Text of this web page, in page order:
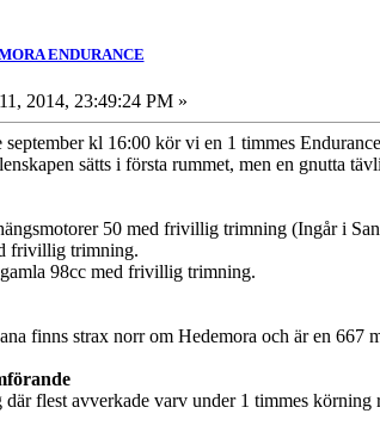
ENDURANCE
2014, 23:49:24 PM »
september kl 16:00 kör vi en 1 timmes
sätts i första rummet, men en gnutta
50 med frivillig trimning (Ingår i
frivillig trimning.
98cc med frivillig trimning.
finns strax norr om Hedemora och är en 667
flest avverkade varv under 1 timmes körning